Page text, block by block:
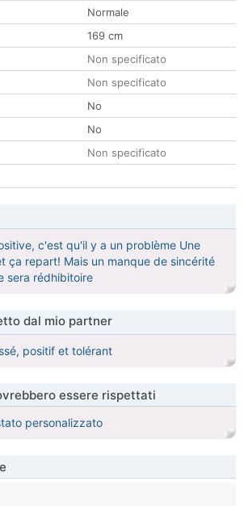
Normale
169 cm
Non specificato
Non specificato
No
No
Non specificato
c'est qu'il y a un problème Une
ça repart! Mais un manque de sincérité
sera rédhibitoire
dal mio partner
positif et tolérant
essere rispettati
personalizzato